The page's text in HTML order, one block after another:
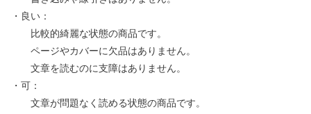
・良い：
比較的綺麗な状態の商品です。
ページやカバーに欠品はありません。
文章を読むのに支障はありません。
・可：
文章が問題なく読める状態の商品です。